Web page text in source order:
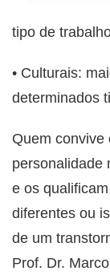
tipo de
• Culturais:
determinados
Quem convive
personalidade
e os
diferentes ou
de um
Prof. Dr.